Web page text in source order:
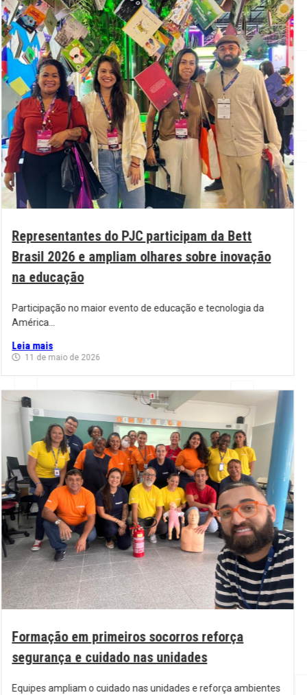
Representantes do PJC participam da Bett
Brasil 2026 e ampliam olhares sobre inovação
na educação
Participação no maior evento de educação e tecnologia da
América...
Leia mais
11 de maio de 2026
Formação em primeiros socorros reforça
segurança e cuidado nas unidades
Equipes ampliam o cuidado nas unidades e reforça ambientes